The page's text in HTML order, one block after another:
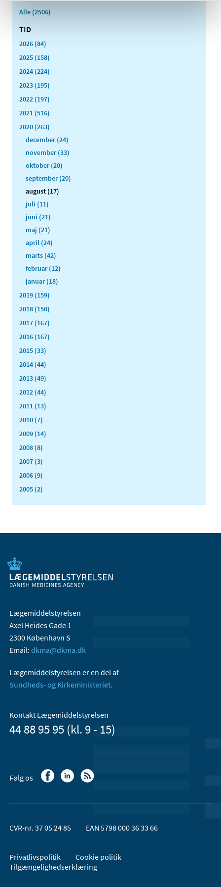
Alle (2506)
TID
2026 (84)
2025 (158)
2024 (224)
2023 (195)
2022 (197)
2021 (516)
2020 (263)
december (24)
november (33)
oktober (20)
september (20)
august (17)
juli (11)
juni (21)
maj (21)
april (24)
marts (42)
februar (12)
januar (18)
2019 (159)
2018 (150)
2017 (167)
2016 (167)
2015 (33)
2014 (44)
2013 (49)
2012 (44)
2011 (13)
2010 (7)
2009 (14)
2008 (8)
2007 (3)
2006 (9)
2005 (2)
Lægemiddelstyrelsen
Axel Heides Gade 1
2300 København S
Email: dkma@dkma.dk
Lægemiddelstyrelsen er en del af
Sundheds- og Kirkeministeriet.
Kontakt Lægemiddelstyrelsen
44 88 95 95 (kl. 9 - 15)
Følg os
CVR-nr. 37 05 24 85 EAN 5798 000 36 33 66
Privatlivspolitik
Cookie politik
Tilgængelighedserklæring